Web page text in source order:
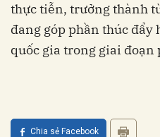
thực tiễn, trưởng thành
đang góp phần thúc
quốc gia trong giai
Chia sẻ Facebook